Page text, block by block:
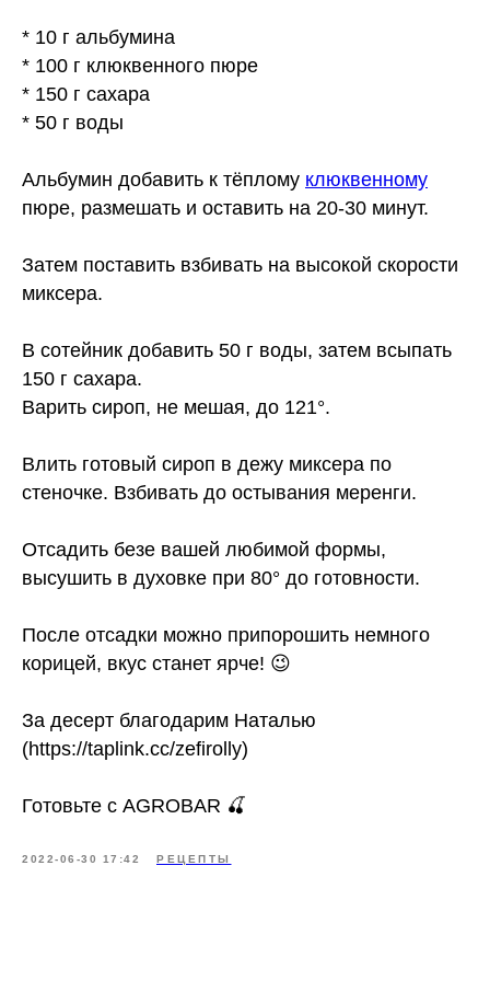
* 10 г альбумина
* 100 г клюквенного пюре
* 150 г сахара
* 50 г воды
Альбумин добавить к тёплому клюквенному
пюре, размешать и оставить на 20-30 минут.
Затем поставить взбивать на высокой скорости
миксера.
В сотейник добавить 50 г воды, затем всыпать
150 г сахара.
Варить сироп, не мешая, до 121°.
Влить готовый сироп в дежу миксера по
стеночке. Взбивать до остывания меренги.
Отсадить безе вашей любимой формы,
высушить в духовке при 80° до готовности.
После отсадки можно припорошить немного
корицей, вкус станет ярче! 😉
За десерт благодарим Наталью
(https://taplink.cc/zefirolly)
Готовьте с AGROBAR 🍒
2022-06-30 17:42 РЕЦЕПТЫ